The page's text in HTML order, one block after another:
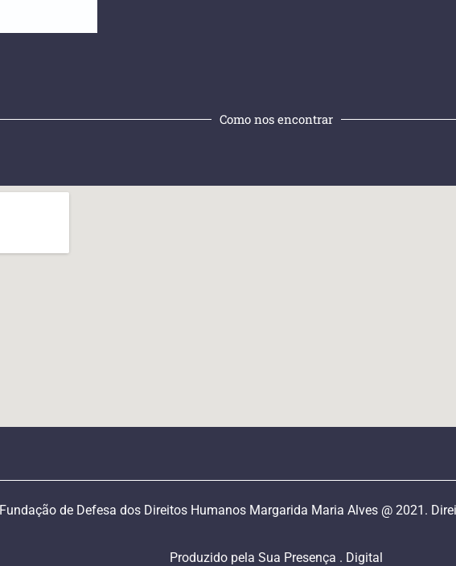
Como nos encontrar
Fundação de Defesa dos Direitos Humanos Margarida Maria Alves @ 2021.
Produzido pela Sua Presença . Digital